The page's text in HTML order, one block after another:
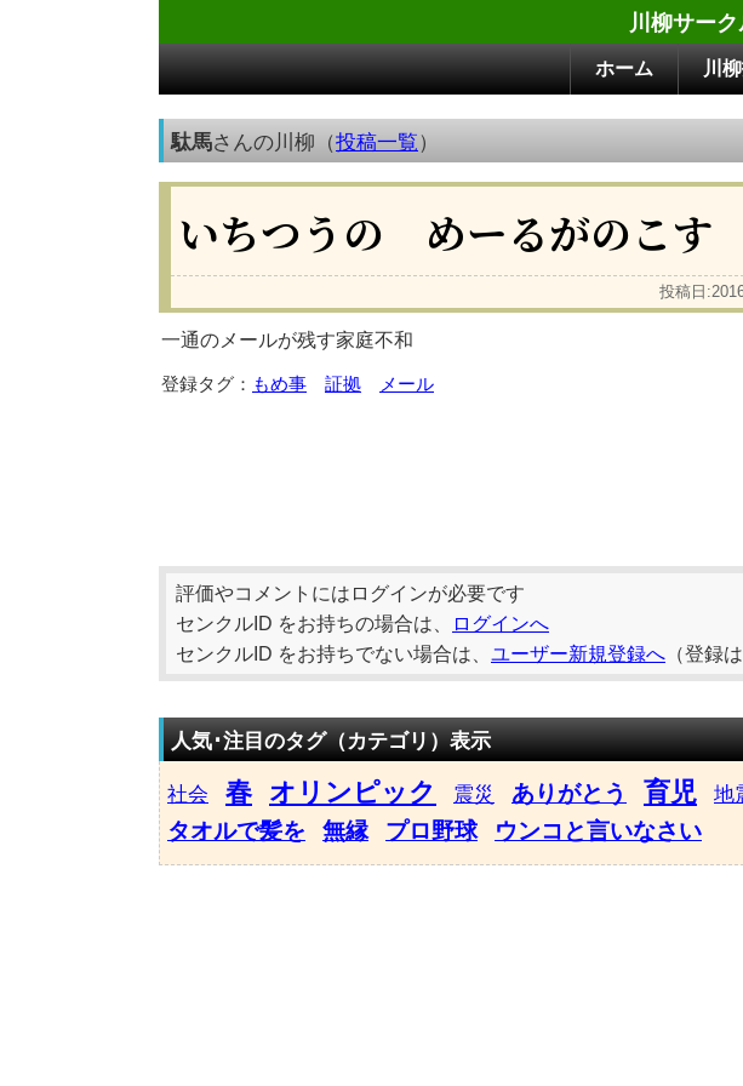
川柳サー
ホーム 川
駄馬さんの川柳（投稿一覧）
いちつうの めーるがのこす
投稿日
一通のメールが残す家庭不和
登録タグ： もめ事 証拠 メール
評価やコメントにはログインが必要です
センクルID をお持ちの場合は、
ログインへ
センクルID をお持ちでない場合は、 ユーザー新規登録へ （登録
人気･注目のタグ（カテゴリ）表示
社会 春 オリンピック 震災 ありがとう 育児 地
タオルで髪を 無縁 プロ野球 ウンコと言いなさい